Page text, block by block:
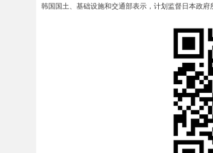
韩国国土、基础设施和交通部表示，计划监督日本政